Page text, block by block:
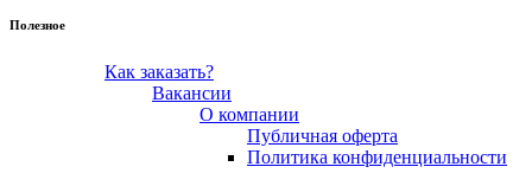
Полезное
Как заказать?
Вакансии
О компании
Публичная оферта
Политика конфиденциальности